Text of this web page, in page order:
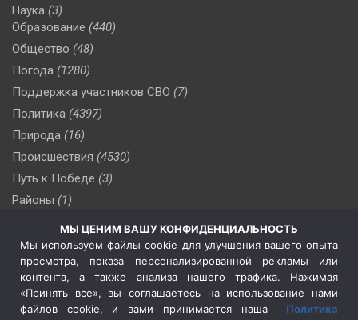
Наука (3)
Образование (440)
Общество (48)
Погода (1280)
Поддержка участников СВО (7)
Политика (4397)
Природа (16)
Происшествия (4530)
Путь к Победе (3)
Районы (1)
(510)
Сельское хозяйство (3)
Социальная политика
(3)
Спецоперация в Украине
Спецоперация на Украине
(404)
МЫ ЦЕНИМ ВАШУ КОНФИДЕНЦИАЛЬНОСТЬ
Мы используем файлы cookie для улучшения вашего опыта
просмотра, показа персонализированной рекламы или
контента, а также анализа нашего трафика. Нажимая
«Принять все», вы соглашаетесь на использование нами
файлов cookie, и вами принимается наша Политика